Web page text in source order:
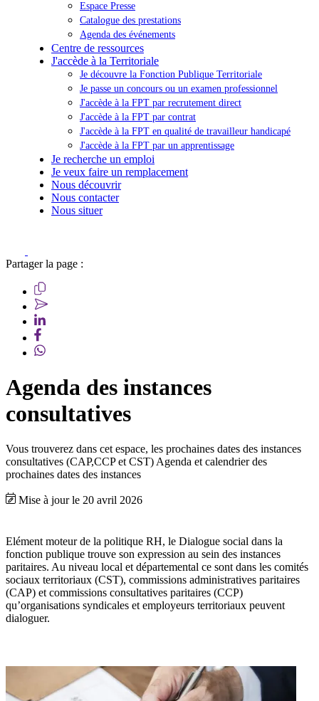
Espace Presse
Catalogue des prestations
Agenda des événements
Centre de ressources
J'accède à la Territoriale
Je découvre la Fonction Publique Territoriale
Je passe un concours ou un examen professionnel
J'accède à la FPT par recrutement direct
J'accède à la FPT par contrat
J'accède à la FPT en qualité de travailleur handicapé
J'accède à la FPT par un apprentissage
Je recherche un emploi
Je veux faire un remplacement
Nous découvrir
Nous contacter
Nous situer
Partager la page :
Agenda des instances
consultatives
Vous trouverez dans cet espace, les prochaines dates des instances
consultatives (CAP,CCP et CST) Agenda et calendrier des
prochaines dates des instances
Mise à jour le 20 avril 2026
Elément moteur de la politique RH, le Dialogue social dans la
fonction publique trouve son expression au sein des instances
paritaires. Au niveau local et départemental ce sont dans les comités
sociaux territoriaux (CST), commissions administratives paritaires
(CAP) et commissions consultatives paritaires (CCP)
qu’organisations syndicales et employeurs territoriaux peuvent
dialoguer.